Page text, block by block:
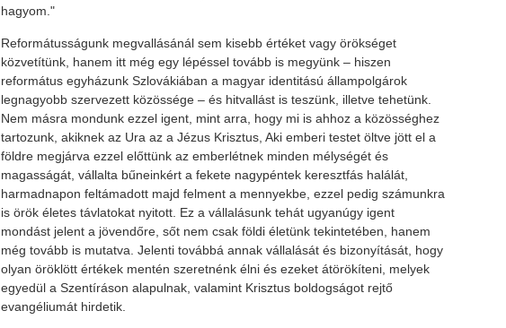
hagyom."
Reformátusságunk megvallásánál sem kisebb értéket vagy örökséget
közvetítünk, hanem itt még egy lépéssel tovább is megyünk – hiszen
református egyházunk Szlovákiában a magyar identitású állampolgárok
legnagyobb szervezett közössége – és hitvallást is teszünk, illetve tehetünk.
Nem másra mondunk ezzel igent, mint arra, hogy mi is ahhoz a közösséghez
tartozunk, akiknek az Ura az a Jézus Krisztus, Aki emberi testet öltve jött el a
földre megjárva ezzel előttünk az emberlétnek minden mélységét és
magasságát, vállalta bűneinkért a fekete nagypéntek keresztfás halálát,
harmadnapon feltámadott majd felment a mennyekbe, ezzel pedig számunkra
is örök életes távlatokat nyitott. Ez a vállalásunk tehát ugyanúgy igent
mondást jelent a jövendőre, sőt nem csak földi életünk tekintetében, hanem
még tovább is mutatva. Jelenti továbbá annak vállalását és bizonyítását, hogy
olyan öröklött értékek mentén szeretnénk élni és ezeket átörökíteni, melyek
egyedül a Szentíráson alapulnak, valamint Krisztus boldogságot rejtő
evangéliumát hirdetik.